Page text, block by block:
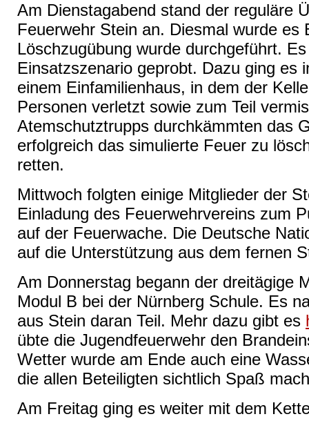
Am Dienstagabend stand der reguläre
Feuerwehr Stein an. Diesmal wurde es
Löschzugübung wurde durchgeführt.
Einsatzszenario geprobt. Dazu ging es
einem Einfamilienhaus, in dem der
Personen verletzt sowie zum Teil
Atemschutztrupps durchkämmten das
erfolgreich das simulierte Feuer zu
retten.
Mittwoch folgten einige Mitglieder der
Einladung des Feuerwehrvereins zum
auf der Feuerwache. Die Deutsche
auf die Unterstützung aus dem fernen
Am Donnerstag begann der dreitägige
Modul B bei der Nürnberg Schule. Es
aus Stein daran Teil. Mehr dazu gibt es
übte die Jugendfeuerwehr den
Wetter wurde am Ende auch eine
die allen Beteiligten sichtlich Spaß
Am Freitag ging es weiter mit dem